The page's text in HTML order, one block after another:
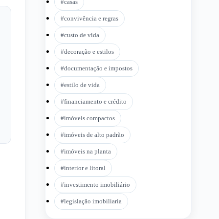
#casas
#convivência e regras
#custo de vida
#decoração e estilos
#documentação e impostos
#estilo de vida
#financiamento e crédito
#imóveis compactos
#imóveis de alto padrão
#imóveis na planta
#interior e litoral
#investimento imobiliário
#legislação imobiliaria